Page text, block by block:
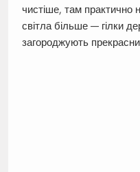
чистіше, там практично
світла більше — гілки
загороджують